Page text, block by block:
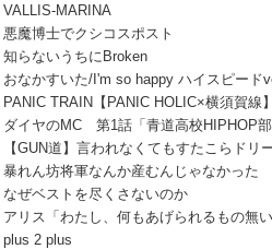
VALLIS-MARINA
悪魔博士でクシコスポスト
知らないうちにBroken
おなかすいた/I'm so happy ハイスピード
PANIC TRAIN【PANIC HOLIC×横須賀線
ダイヤのMC 第1話「青道高校HIPHOP
【GUN道】言われなくてもすたこらドリ
暴れん坊将軍なんか産むんじゃなかった
なぜベストを尽くさないのか
アリス「わたし、何もあげられるもの無
plus 2 plus